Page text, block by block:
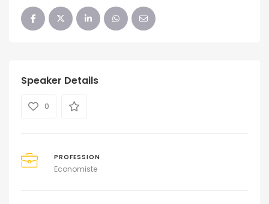
Speaker Details
0
PROFESSION
Economiste